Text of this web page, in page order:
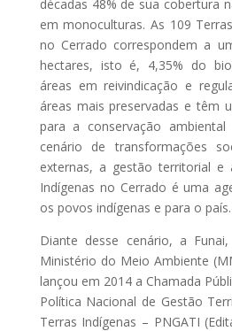
décadas 48% de sua cobertura
em monoculturas. As 109
no Cerrado correspondem a
hectares, isto é, 4,35% do
áreas em reivindicação e
áreas mais preservadas e têm
para a conservação
cenário de transformações
externas, a gestão territorial e
Indígenas no Cerrado é uma
os povos indígenas e para o país.
Diante desse cenário, a
Ministério do Meio Ambiente
lançou em 2014 a Chamada
Política Nacional de Gestão
Terras Indígenas – PNGATI